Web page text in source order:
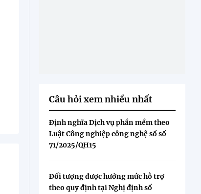
Câu hỏi xem nhiều nhất
Định nghĩa Dịch vụ phần mềm theo
Luật Công nghiệp công nghệ số số
71/2025/QH15
Đối tượng được hưởng mức hỗ trợ
theo quy định tại Nghị định số